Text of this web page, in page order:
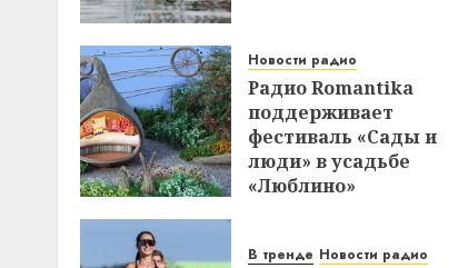
Новости радио
Радио Romantika
поддерживает
фестиваль «Сады и
люди» в усадьбе
«Люблино»
В тренде Новости радио